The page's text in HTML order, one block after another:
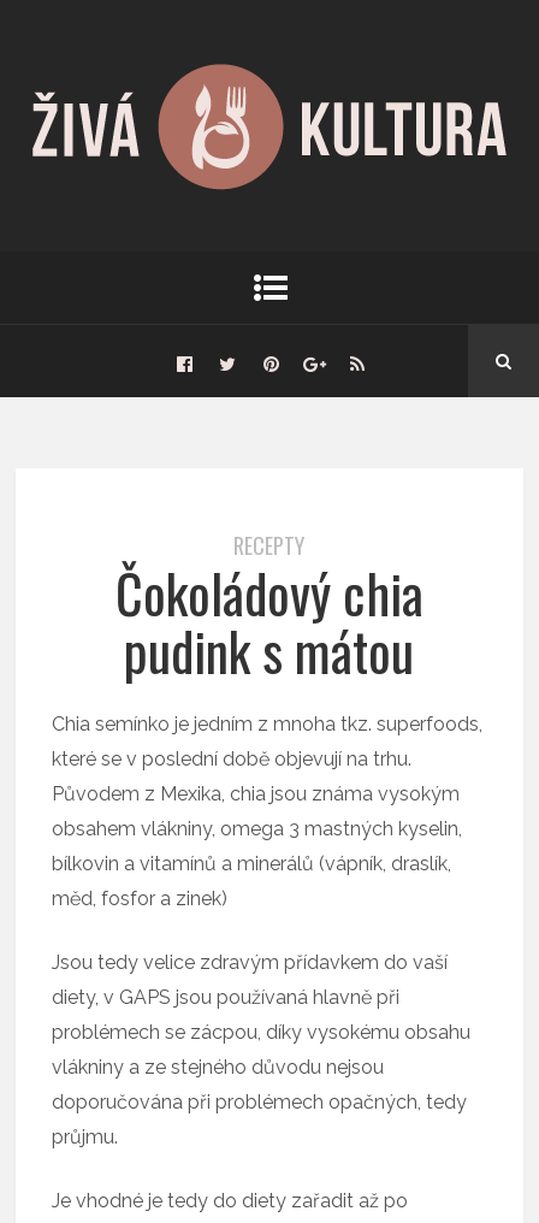
RECEPTY
Čokoládový chia
pudink s mátou
Chia semínko je jedním z mnoha tkz. superfoods,
které se v poslední době objevují na trhu.
Původem z Mexika, chia jsou známa vysokým
obsahem vlákniny, omega 3 mastných kyselin,
bílkovin a vitamínů a minerálů (vápník, draslík,
měd, fosfor a zinek)
Jsou tedy velice zdravým přídavkem do vaší
diety, v GAPS jsou používaná hlavně při
problémech se zácpou, díky vysokému obsahu
vlákniny a ze stejného důvodu nejsou
doporučována při problémech opačných, tedy
průjmu.
Je vhodné je tedy do diety zařadit až po